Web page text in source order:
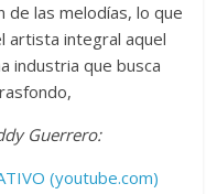
de las melodías, lo que
artista integral aquel
industria que busca
Guerrero:
(youtube.com)